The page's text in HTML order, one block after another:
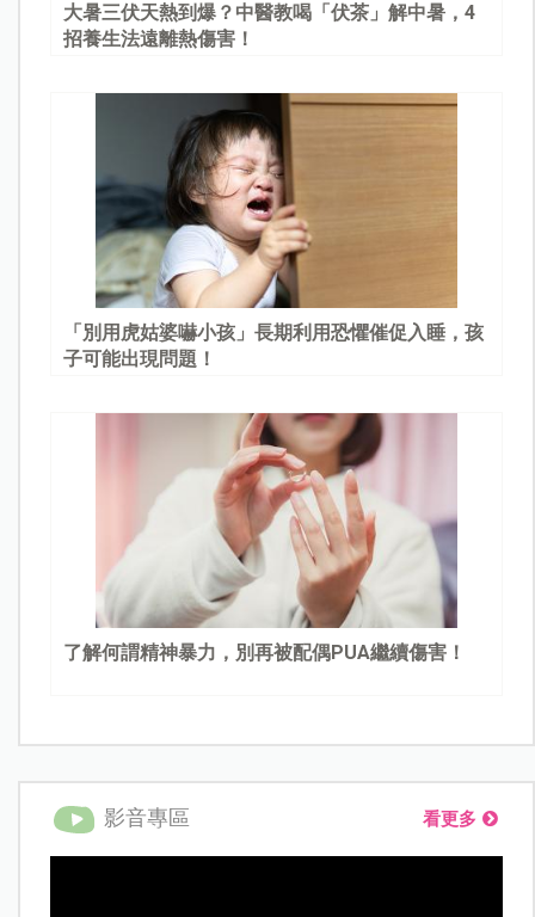
大暑三伏天熱到爆？中醫教喝「伏茶」解中暑，4
招養生法遠離熱傷害！
「別用虎姑婆嚇小孩」長期利用恐懼催促入睡，孩
子可能出現問題！
了解何謂精神暴力，別再被配偶PUA繼續傷害！
影音專區 看更多